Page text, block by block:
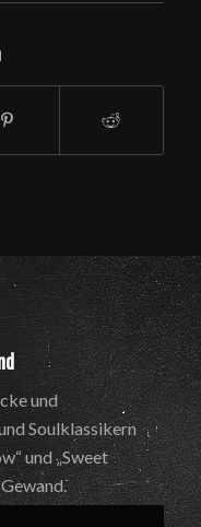
und
Soulklassikern
und „Sweet